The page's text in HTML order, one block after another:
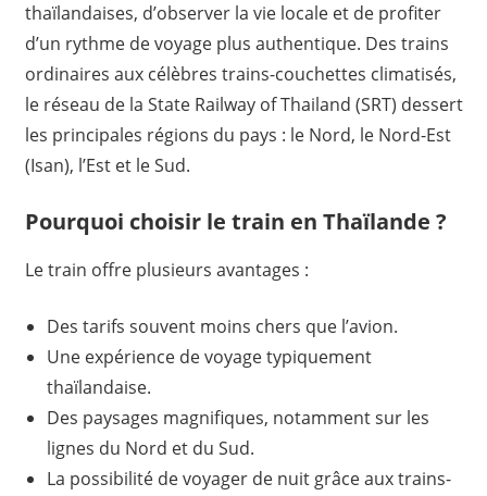
thaïlandaises, d’observer la vie locale et de profiter
d’un rythme de voyage plus authentique. Des trains
ordinaires aux célèbres trains-couchettes climatisés,
le réseau de la State Railway of Thailand (SRT) dessert
les principales régions du pays : le Nord, le Nord-Est
(Isan), l’Est et le Sud.
Pourquoi choisir le train en Thaïlande ?
Le train offre plusieurs avantages :
Des tarifs souvent moins chers que l’avion.
Une expérience de voyage typiquement
thaïlandaise.
Des paysages magnifiques, notamment sur les
lignes du Nord et du Sud.
La possibilité de voyager de nuit grâce aux trains-